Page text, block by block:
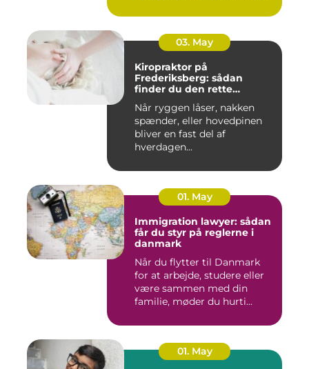
03. May
Kiropraktor på
Frederiksberg: sådan
finder du den rette
Når ryggen låser, nakken
spænder, eller hovedpinen
bliver en fast del af
hverdagen...
01. May
Immigration lawyer: sådan
får du styr på reglerne i
danmark
Når du flytter til Danmark
for at arbejde, studere eller
være sammen med din
familie, møder du hurti...
01. May